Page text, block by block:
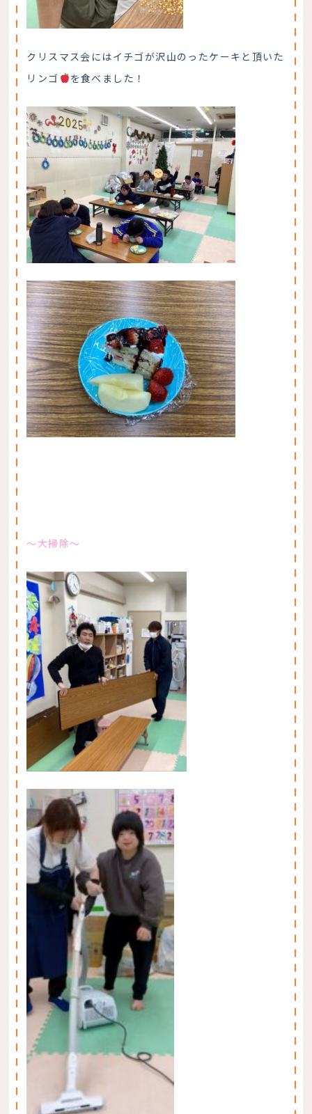
クリスマス会にはイチゴが沢山のったケーキと頂いた
リンゴ
を食べました！
〜大掃除〜